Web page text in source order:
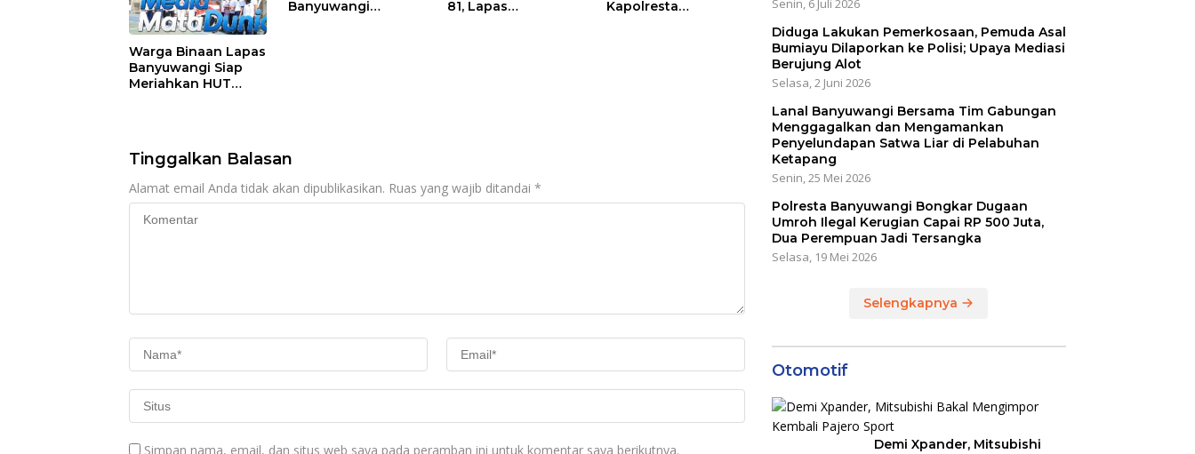
Warga Binaan Lapas
Banyuwangi Siap
Meriahkan HUT
Banyuwangi
81, Lapas
Kapolresta
Tinggalkan Balasan
Alamat email Anda tidak akan dipublikasikan. Ruas yang wajib ditandai *
Simpan nama, email, dan situs web saya pada peramban ini untuk komentar saya berikutnya.
Senin, 6 Juli 2026
Diduga Lakukan Pemerkosaan, Pemuda Asal
Bumiayu Dilaporkan ke Polisi; Upaya Mediasi
Berujung Alot
Selasa, 2 Juni 2026
Lanal Banyuwangi Bersama Tim Gabungan
Menggagalkan dan Mengamankan
Penyelundapan Satwa Liar di Pelabuhan
Ketapang
Senin, 25 Mei 2026
Polresta Banyuwangi Bongkar Dugaan
Umroh Ilegal Kerugian Capai RP 500 Juta,
Dua Perempuan Jadi Tersangka
Selasa, 19 Mei 2026
Selengkapnya
Otomotif
Demi Xpander, Mitsubishi